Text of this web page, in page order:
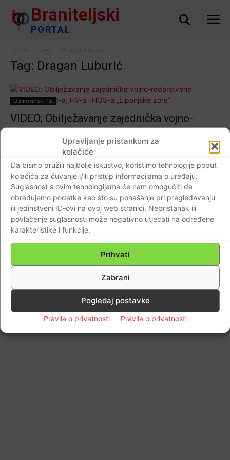
Upravljanje pristankom za
kolačiće
Da bismo pružili najbolje iskustvo, koristimo tehnologije poput
kolačića za čuvanje i/ili pristup informacijama o uređaju.
Suglasnost s ovim tehnologijama će nam omogućiti da
obrađujemo podatke kao što su ponašanje pri pregledavanju
ili jedinstveni ID-ovi na ovoj web stranici. Nepristanak ili
povlačenje suglasnosti može negativno utjecati na određene
karakteristike i funkcije.
Prihvati
Zabrani
Pogledaj postavke
Pravila o privatnosti Pravila o privatnosti
Braniteljski
PORTAL
Tag: Dragan Luburić
Domovinski rat
VIDEO; Obilježavanje zajednička vojno-
redarstvene operacije HVO-a, HV-a i HOS-a
„Lipanjske zore“
Impressum Kontaktirajte nas Pravila o privatnosti
© Newspaper WordPress Theme by TagDiv